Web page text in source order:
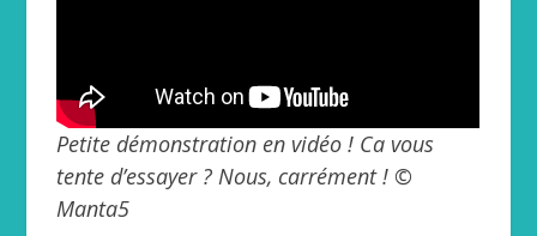
Petite démonstration en vidéo ! Ca vous
tente d’essayer ? Nous, carrément ! ©
Manta5